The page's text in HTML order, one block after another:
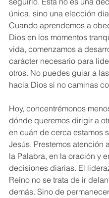
única, sino una elección
Cuando aprendemos a
Dios en los momentos
vida, comenzamos a
carácter necesario para
otros. No puedes guiar a
hacia Dios si no caminas
Hoy, concentrémonos
dónde queremos dirigir a
en cuán de cerca estamos
Jesús. Prestemos atención
la Palabra, en la oración y
decisiones diarias. El
Reino no se trata de ir
demás. Sino de